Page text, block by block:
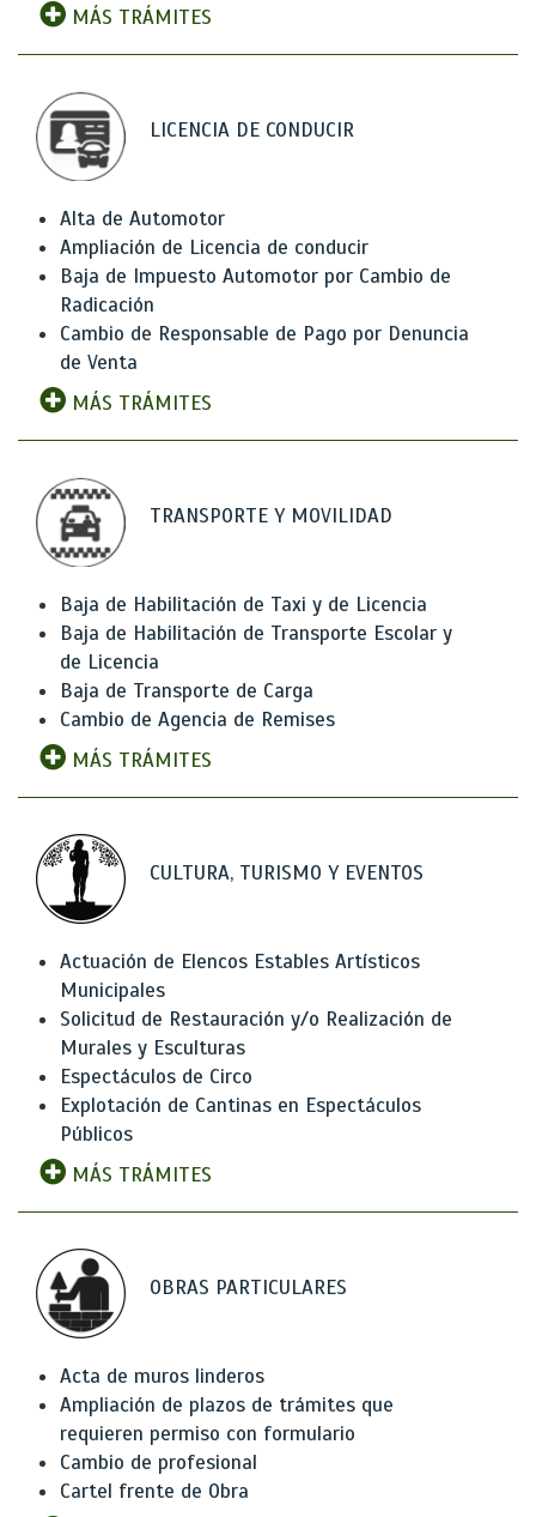
MÁS TRÁMITES
LICENCIA DE CONDUCIR
Alta de Automotor
Ampliación de Licencia de conducir
Baja de Impuesto Automotor por Cambio de
Radicación
Cambio de Responsable de Pago por Denuncia
de Venta
MÁS TRÁMITES
TRANSPORTE Y MOVILIDAD
Baja de Habilitación de Taxi y de Licencia
Baja de Habilitación de Transporte Escolar y
de Licencia
Baja de Transporte de Carga
Cambio de Agencia de Remises
MÁS TRÁMITES
CULTURA, TURISMO Y EVENTOS
Actuación de Elencos Estables Artísticos
Municipales
Solicitud de Restauración y/o Realización de
Murales y Esculturas
Espectáculos de Circo
Explotación de Cantinas en Espectáculos
Públicos
MÁS TRÁMITES
OBRAS PARTICULARES
Acta de muros linderos
Ampliación de plazos de trámites que
requieren permiso con formulario
Cambio de profesional
Cartel frente de Obra